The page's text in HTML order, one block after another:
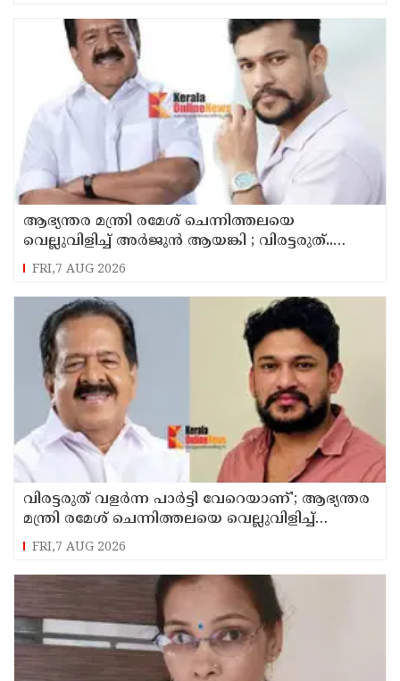
ആഭ്യന്തര മന്ത്രി രമേശ് ചെന്നിത്തലയെ
വെല്ലുവിളിച്ച് അ‍ർജുൻ ആയങ്കി ; വിരട്ടരുത്..
വളർന്ന പാർട്ടി വേറെയാണ് !
FRI,7 AUG 2026
വിരട്ടരുത് വളര്‍ന്ന പാര്‍ട്ടി വേറെയാണ്'; ആഭ്യന്തര
മന്ത്രി രമേശ് ചെന്നിത്തലയെ വെല്ലുവിളിച്ച്
അര്‍ജുന്‍ ആയങ്കി
FRI,7 AUG 2026